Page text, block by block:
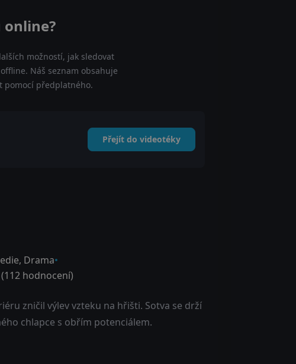
online?
možností, jak sledovat
Náš seznam obsahuje
pomocí předplatného.
Přejít do videotéky
, Drama
112 hodnocení)
zničil výlev vzteku na hřišti. Sotva se drží
chlapce s obřím potenciálem.